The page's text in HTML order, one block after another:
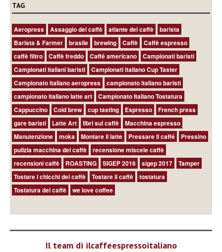
TAG
Aeropress Assaggio del caffè atlante del caffè
barista
Barista & Farmer
brasile brewing Caffè
Caffè espresso
caffè filtro
Caffè freddo Caffé americano
Campionati baristi
Campionati italiani baristi
Campionati italiano Cup Taster
Campionato italiano aeropress
campionato italiano baristi
campionato italiano latte art
Campionato Italiano Tostatura
Cappuccino
Cold brew cup tasting Espresso
French press
gare baristi
Latte Art libri sul caffè
Macchina espresso
Manutenzione
moka Montare il latte Pressare il caffé
Pressino
pulizia macchina del caffè
recensione miscele caffè
recensioni caffè
ROASTING SIGEP 2016 sigep 2017
Tamper
Tostare i chicchi del caffè
Tostare il caffè
tostatura
Tostatura del caffè
we love coffee
Il team di ilcaffeespressoitaliano